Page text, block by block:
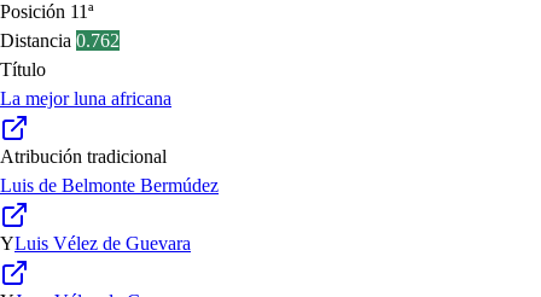
Posición 11ª
Distancia 0.762
Título
La mejor luna africana
Atribución tradicional
Luis de Belmonte Bermúdez
YLuis Vélez de Guevara